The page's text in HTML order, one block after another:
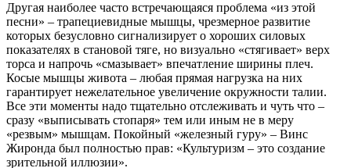
Другая наиболее часто встречающаяся проблема «из этой
песни» – трапециевидные мышцы, чрезмерное развитие
которых безусловно сигнализирует о хороших силовых
показателях в становой тяге, но визуально «стягивает» верх
торса и напрочь «смазывает» впечатление ширины плеч.
Косые мышцы живота – любая прямая нагрузка на них
гарантирует нежелательное увеличение окружности талии.
Все эти моменты надо тщательно отслеживать и чуть что –
сразу «выписывать стопаря» тем или иным не в меру
«резвым» мышцам. Покойный «железный гуру» – Винс
Жиронда был полностью прав: «Культуризм – это создание
зрительной иллюзии».